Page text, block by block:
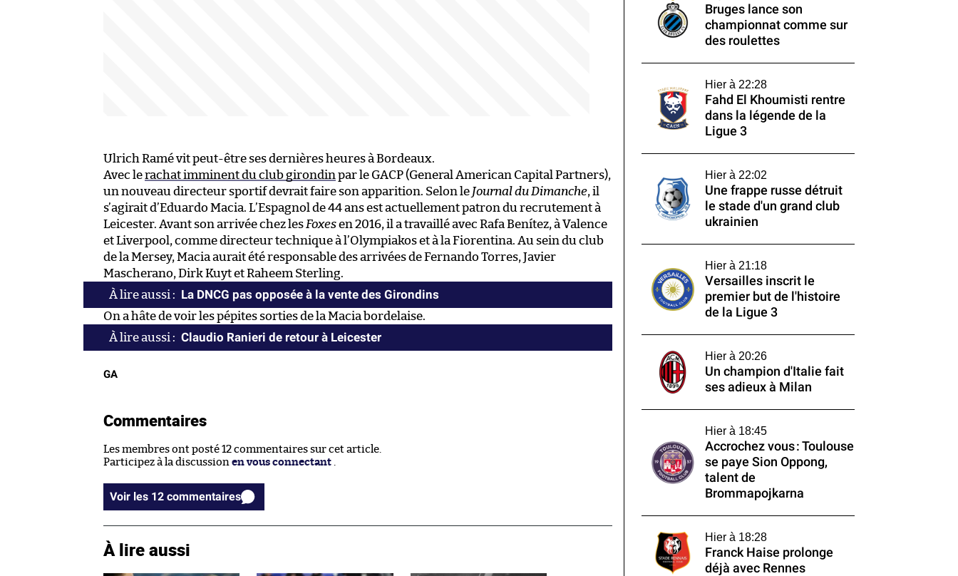
Ulrich Ramé vit peut-être ses dernières heures à Bordeaux.
Avec lerachat imminent du club girondin par le GACP (General American Capital Partners),
un nouveau directeur sportif devrait faire son apparition. Selon le Journal du Dimanche, il
s’agirait d’Eduardo Macia. L’Espagnol de 44 ans est actuellement patron du recrutement à
Leicester. Avant son arrivée chez les Foxesen 2016, il a travaillé avec Rafa Benítez, à Valence
et Liverpool, comme directeur technique à l’Olympiakos et à la Fiorentina. Au sein du club
de la Mersey, Macia aurait été responsable des arrivées de Fernando Torres, Javier
Mascherano, Dirk Kuyt et Raheem Sterling.
La DNCG pas opposée à la vente des Girondins
On a hâte de voir les pépites sorties de la Macia bordelaise.
Claudio Ranieri de retour à Leicester
GA
Commentaires
Les membres ont posté 12 commentaires sur cet article.
Participez à la discussion en vous connectant .
Voir les 12 commentaires
À lire aussi
Bruges lance son
championnat comme sur
des roulettes
Hier à 22:28
Fahd El Khoumisti rentre
dans la légende de la
Ligue 3
Hier à 22:02
Une frappe russe détruit
le stade d'un grand club
ukrainien
Hier à 21:18
Versailles inscrit le
premier but de l'histoire
de la Ligue 3
Hier à 20:26
Un champion d'Italie fait
ses adieux à Milan
Hier à 18:45
Accrochez vous : Toulouse
se paye Sion Oppong,
talent de
Brommapojkarna
Hier à 18:28
Franck Haise prolonge
déjà avec Rennes